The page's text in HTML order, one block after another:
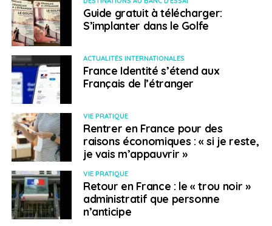
Mettre à jour les politiques de risque en voyage
(en incluant les problématiques de diversité)
(36%) ;
Surveiller et analyser le type et le nombre
d’incidents liés à la santé et la sécurité (29%) ;
Mettre en place des programmes de localisation
de voyageurs (29%) ;
Proposer des bilans de santé annuels (28%).
Il y a d’autres opportunités qu’aujourd’hui peu
d’entreprises prennent en compte :
Seulement 9% ont mis à jour leur programme de
développement durable pour y inclure leur
Guide gratuit à télécharger:
S’implanter dans le Golfe
ACTUALITÉS INTERNATIONALES
France Identité s’étend aux
Français de l’étranger
VIE PRATIQUE
Rentrer en France pour des
raisons économiques : « si je reste,
je vais m’appauvrir »
VIE PRATIQUE
Retour en France : le « trou noir »
administratif que personne
n’anticipe